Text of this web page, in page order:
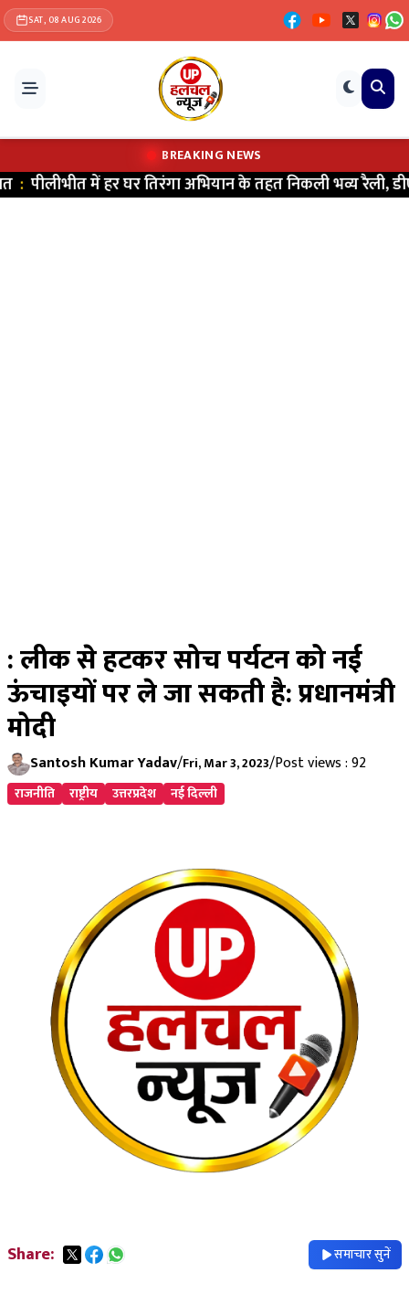
SAT, 08 AUG 2026
BREAKING NEWS
पीलीभीत में हर घर तिरंगा अभियान के तहत निकली भव्य रैली,
: लीक से हटकर सोच पर्यटन को नई
ऊंचाइयों पर ले जा सकती है: प्रधानमंत्री
मोदी
Santosh Kumar Yadav/Fri, Mar 3, 2023/Post views : 92
राजनीति राष्ट्रीय उत्तरप्रदेश नई दिल्ली
Share: समाचार सुनें